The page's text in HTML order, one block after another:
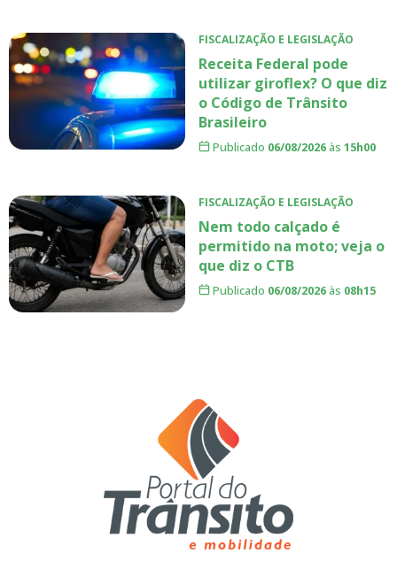
FISCALIZAÇÃO E LEGISLAÇÃO
Receita Federal pode
utilizar giroflex? O que diz
o Código de Trânsito
Brasileiro
Publicado 06/08/2026às 15h00
FISCALIZAÇÃO E LEGISLAÇÃO
Nem todo calçado é
permitido na moto; veja o
que diz o CTB
Publicado 06/08/2026às 08h15